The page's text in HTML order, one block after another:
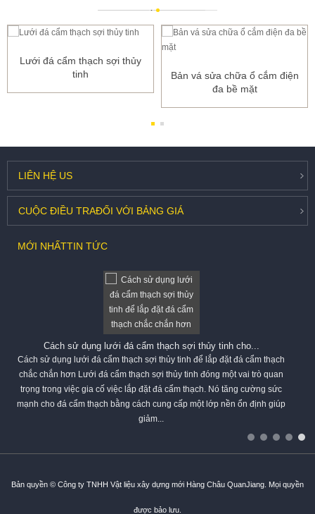
Lưới đá cẩm thạch sợi thủy
tinh
Bản vá sửa chữa ổ cắm điện
đa bề mặt
LIÊN HỆ US
CUỘC ĐIỀU TRAĐỐI VỚI BẢNG GIÁ
MỚI NHẤTTIN TỨC
Cách sử dụng lưới đá cẩm thạch sợi thủy tinh cho...
Cách sử dụng lưới đá cẩm thạch sợi thủy tinh để lắp đặt đá cẩm thạch
chắc chắn hơn Lưới đá cẩm thạch sợi thủy tinh đóng một vai trò quan
trọng trong việc gia cố việc lắp đặt đá cẩm thạch. Nó tăng cường sức
mạnh cho đá cẩm thạch bằng cách cung cấp một lớp nền ổn định giúp
giảm...
Bản quyền © Công ty TNHH Vật liệu xây dựng mới Hàng Châu QuanJiang. Mọi quyền
được bảo lưu.